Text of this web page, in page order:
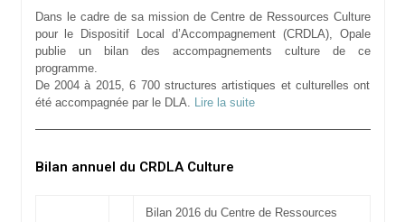
Dans le cadre de sa mission de Centre de Ressources Culture
pour le Dispositif Local d’Accompagnement (CRDLA), Opale
publie un bilan des accompagnements culture de ce
programme.
De 2004 à 2015, 6 700 structures artistiques et culturelles ont
été accompagnée par le DLA. Lire la suite
Bilan annuel du CRDLA Culture
Bilan 2016 du Centre de Ressources